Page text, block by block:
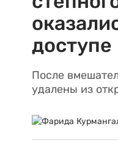
доступе
После
удалены из